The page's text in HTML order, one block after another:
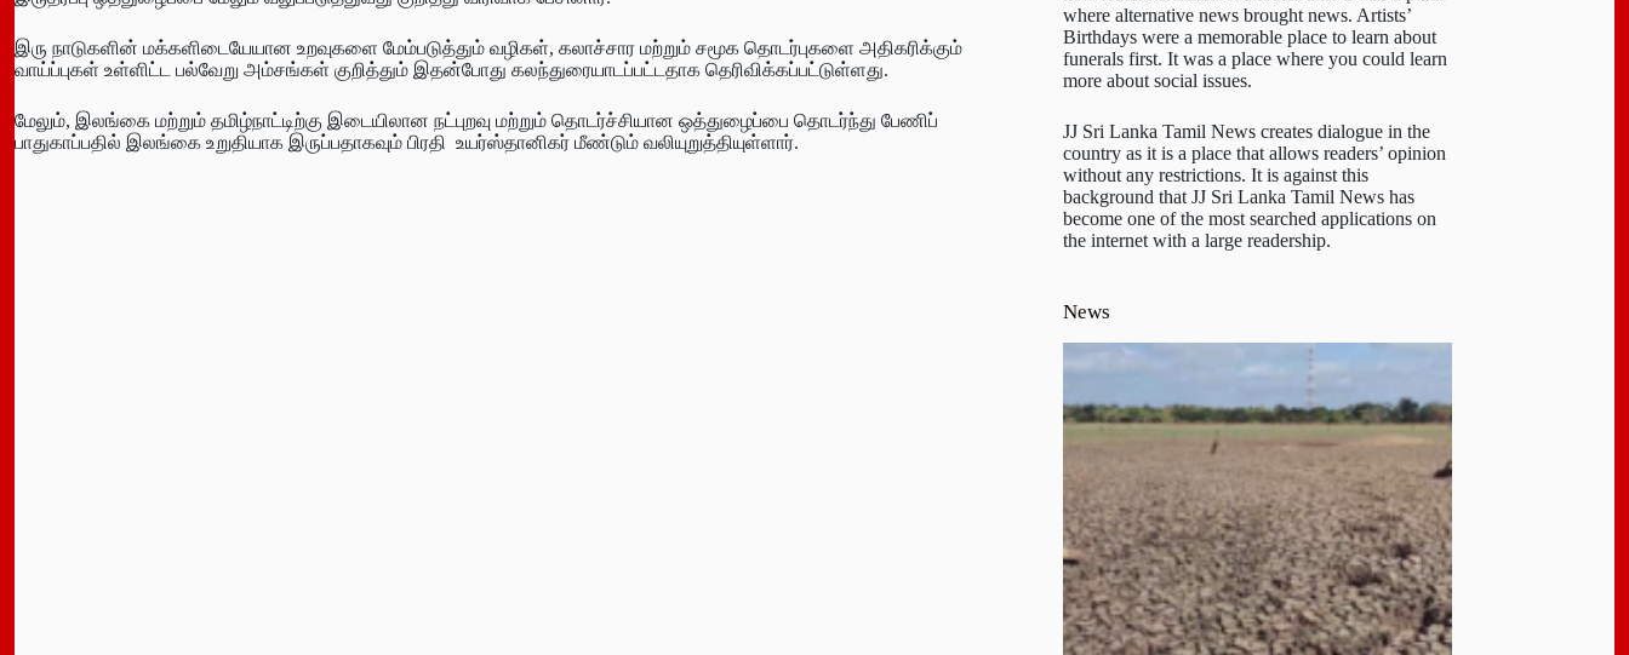
இரு நாடுகளின் மக்களிடையேயான உறவுகளை மேம்படுத்தும் வழிகள், கலாச்சார மற்றும் சமூக தொடர்புகளை அதிகரிக்கும்
வாய்ப்புகள் உள்ளிட்ட பல்வேறு அம்சங்கள் குறித்தும் இதன்போது கலந்துரையாடப்பட்டதாக தெரிவிக்கப்பட்டுள்ளது.
மேலும், இலங்கை மற்றும் தமிழ்நாட்டிற்கு இடையிலான நட்புறவு மற்றும் தொடர்ச்சியான ஒத்துழைப்பை தொடர்ந்து பேணிப்
பாதுகாப்பதில் இலங்கை உறுதியாக இருப்பதாகவும் பிரதி உயர்ஸ்தானிகர் மீண்டும் வலியுறுத்தியுள்ளார்.
where alternative news brought news. Artists’
Birthdays were a memorable place to learn about
funerals first. It was a place where you could learn
more about social issues.
JJ Sri Lanka Tamil News creates dialogue in the
country as it is a place that allows readers’ opinion
without any restrictions. It is against this
background that JJ Sri Lanka Tamil News has
become one of the most searched applications on
the internet with a large readership.
News